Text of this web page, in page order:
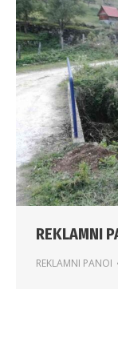
REKLAMNI
REKLAMNI PANOI